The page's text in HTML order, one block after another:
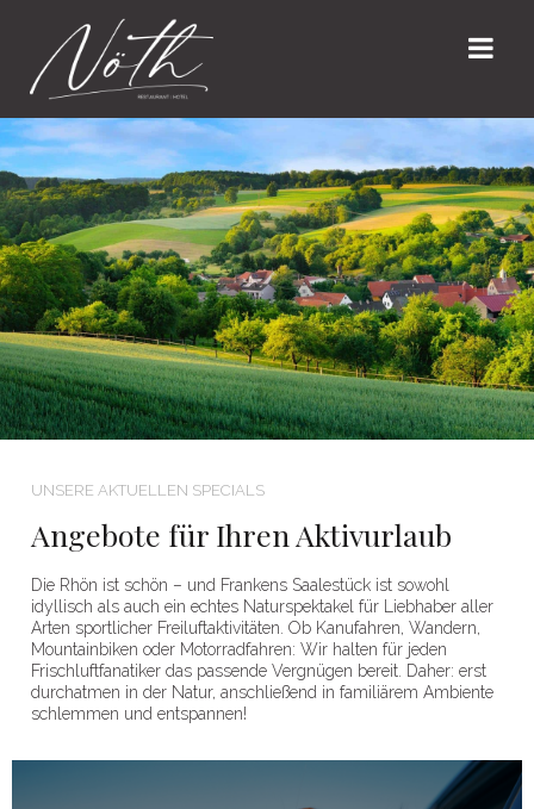
UNSERE AKTUELLEN SPECIALS
Angebote für Ihren Aktivurlaub
Die Rhön ist schön – und Frankens Saalestück ist sowohl
idyllisch als auch ein echtes Naturspektakel für Liebhaber aller
Arten sportlicher Freiluftaktivitäten. Ob Kanufahren, Wandern,
Mountainbiken oder Motorradfahren: Wir halten für jeden
Frischluftfanatiker das passende Vergnügen bereit. Daher: erst
durchatmen in der Natur, anschließend in familiärem Ambiente
schlemmen und entspannen!